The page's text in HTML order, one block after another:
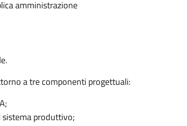
amministrazione
a tre componenti progettuali:
produttivo;